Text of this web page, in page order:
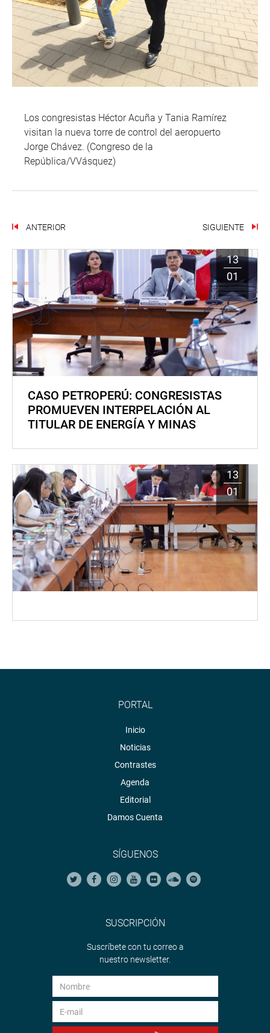
Los congresistas Héctor Acuña y Tania Ramírez
visitan la nueva torre de control del aeropuerto
Jorge Chávez. (Congreso de la
República/VVásquez)
ANTERIOR SIGUIENTE
13
01
CASO PETROPERÚ: CONGRESISTAS
PROMUEVEN INTERPELACIÓN AL
TITULAR DE ENERGÍA Y MINAS
13
01
PORTAL
Inicio
Noticias
Contrastes
Agenda
Editorial
Damos Cuenta
SÍGUENOS
SUSCRIPCIÓN
Suscríbete con tu correo a
nuestro newsletter.